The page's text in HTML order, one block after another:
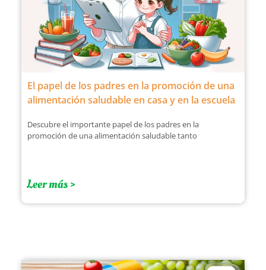
El papel de los padres en la promoción de una
alimentación saludable en casa y en la escuela
Descubre el importante papel de los padres en la
promoción de una alimentación saludable tanto
Leer más >